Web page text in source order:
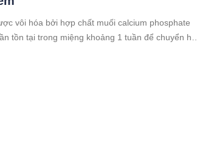
vôi hóa bởi hợp chất muối calcium phosphate
tồn tại trong miệng khoảng 1 tuần để chuyển hóa